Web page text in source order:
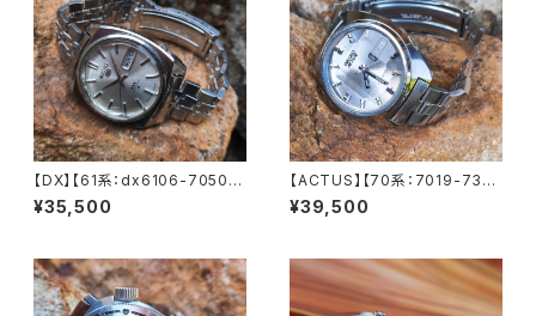
【DX】【61系：dx6106-7050】
SEIKO/セイコー デラックス 25
石 Cal.6106A キャリバー 機械
ティークウォッチ 中三針 純正ベ
ルト メンズウォッチ【dx6106-7
050-1】
¥35,500
【ACTUS】【70系：7019-735
0】【新品9面カット風防】SEIK
O/セイコー アクタス 21石 Cal.
1976年 3月製造【ac7019-73
50-4】
¥39,500